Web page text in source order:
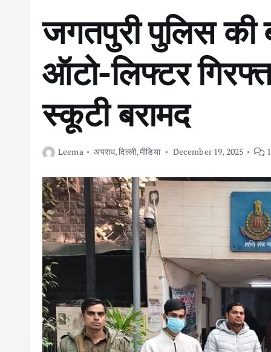
जगतपुरी पुलिस की
ऑटो-लिफ्टर
स्कूटी बरामद
Leema अपराध,दिल्ली,मीडिया December 19, 2025